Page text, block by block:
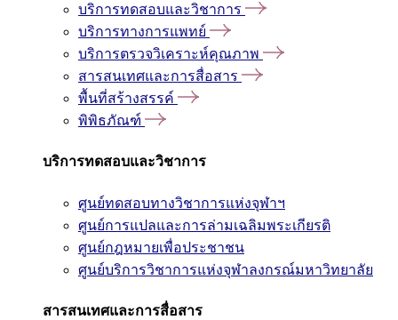
บริการทดสอบและวิชาการ
บริการทางการแพทย์
บริการตรวจวิเคราะห์คุณภาพ
สารสนเทศและการสื่อสาร
พื้นที่สร้างสรรค์
พิพิธภัณฑ์
บริการทดสอบและวิชาการ
ศูนย์ทดสอบทางวิชาการแห่งจุฬาฯ
ศูนย์การแปลและการล่ามเฉลิมพระเกียรติ
ศูนย์กฎหมายเพื่อประชาชน
ศูนย์บริการวิชาการแห่งจุฬาลงกรณ์มหาวิทยาลัย
สารสนเทศและการสื่อสาร